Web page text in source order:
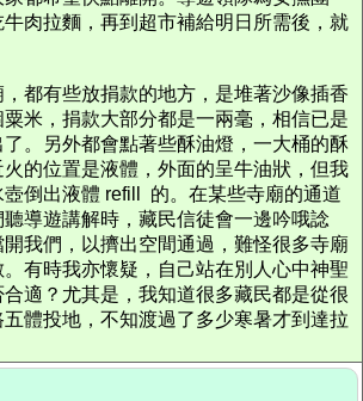
肉拉麵，再到超市補給明日所需後，就
都有些放捐款的地方，是堆著沙像插香
米，捐款大部分都是一兩毫，相信已是
。另外都會點著些酥油燈，一大桶的酥
的位置是液體，外面的呈牛油狀，但我
倒出液體 refill 的。在某些寺廟的通道
導遊講解時，藏民信徒會一邊吟哦諗
我們，以擠出空間通過，難怪很多寺廟
有時我亦懷疑，自己站在別人心中神聖
適？尤其是，我知道很多藏民都是從很
體投地，不知渡過了多少寒暑才到達拉